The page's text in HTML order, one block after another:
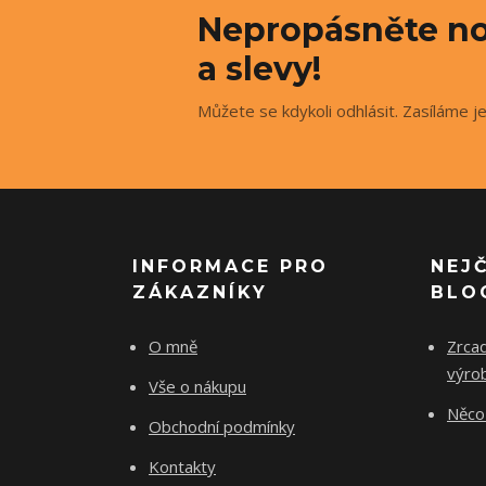
Nepropásněte
a slevy!
Můžete se kdykoli odhlásit. Zasíláme
INFORMACE PRO
ZÁKAZNÍKY
O mně
Vše o nákupu
Obchodní podmínky
Kontakty